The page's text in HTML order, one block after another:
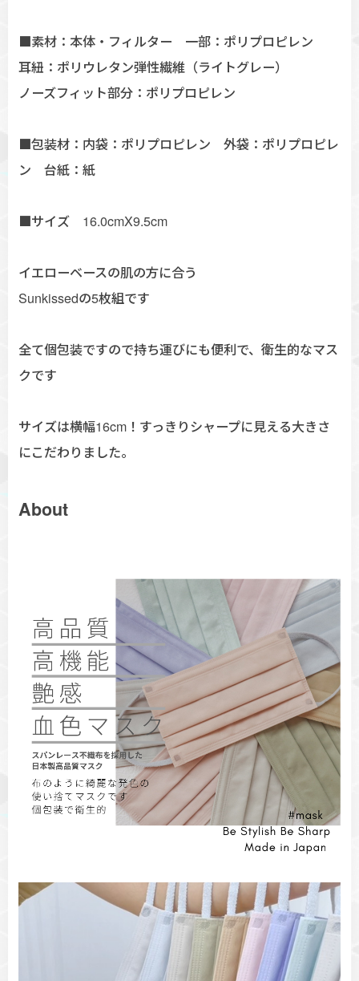
■素材：本体・フィルター 一部：ポリプロピレン
耳紐：ポリウレタン弾性繊維（ライトグレー）
ノーズフィット部分：ポリプロピレン
■包装材：内袋：ポリプロピレン 外袋：ポリプロピレ
ン 台紙：紙
■サイズ 16.0cmX9.5cm
イエローベースの肌の方に合う
Sunkissedの5枚組です
全て個包装ですので持ち運びにも便利で、衛生的なマス
クです
サイズは横幅16cm！すっきりシャープに見える大きさ
にこだわりました。
About